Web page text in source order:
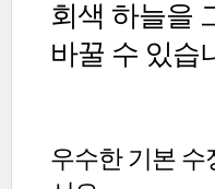
회색 하늘을
바꿀 수 있습
우수한 기본 수